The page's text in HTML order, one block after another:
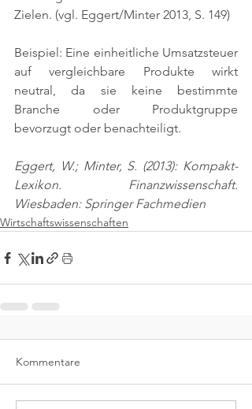
Zielen. (vgl. Eggert/Minter 2013, S. 149)
Beispiel: Eine einheitliche Umsatzsteuer
auf vergleichbare Produkte wirkt
neutral, da sie keine bestimmte
Branche oder Produktgruppe
bevorzugt oder benachteiligt.
Eggert, W.; Minter, S. (2013): Kompakt-
Lexikon. Finanzwissenschaft.
Wiesbaden: Springer Fachmedien
Wirtschaftswissenschaften
Kommentare